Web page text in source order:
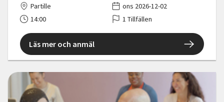
Partille
ons 2026-12-02
14:00
1 Tillfällen
Läs mer och anmäl